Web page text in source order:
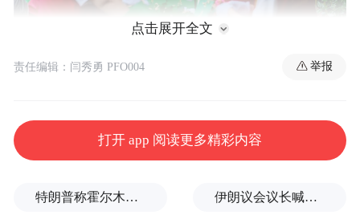
为传承弘扬中华优秀传统文化，铸牢中华民
族共同体意识，营造浓厚端午节日氛围，近
点击展开全文
责任编辑：闫秀勇 PFO004 举报
打开 app 阅读更多精彩内容
特朗普称霍尔木兹海峡协议尚未达成，正参与相关谈判 伊朗议会议长喊话：别再作秀了！